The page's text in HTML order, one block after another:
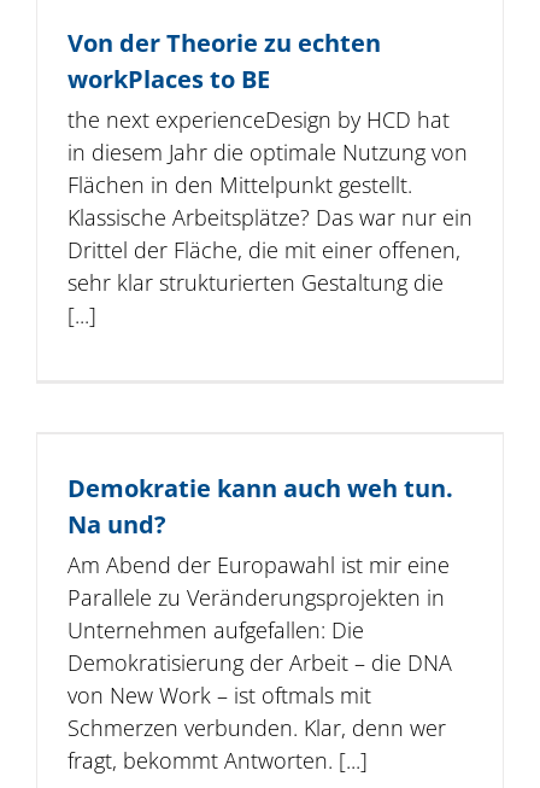
Von der Theorie zu echten
workPlaces to BE
the next experienceDesign by HCD hat
in diesem Jahr die optimale Nutzung von
Flächen in den Mittelpunkt gestellt.
Klassische Arbeitsplätze? Das war nur ein
Drittel der Fläche, die mit einer offenen,
sehr klar strukturierten Gestaltung die
[...]
Demokratie kann auch weh tun.
Na und?
Am Abend der Europawahl ist mir eine
Parallele zu Veränderungsprojekten in
Unternehmen aufgefallen: Die
Demokratisierung der Arbeit – die DNA
von New Work – ist oftmals mit
Schmerzen verbunden. Klar, denn wer
fragt, bekommt Antworten. [...]